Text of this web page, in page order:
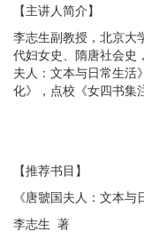
【主讲人简介】
李志生副教授，北京大
代妇女史、隋唐社会史
夫人：文本与日常生活
化》，点校《女四书集
【推荐书目】
《唐虢国夫人：文本与
李志生 著